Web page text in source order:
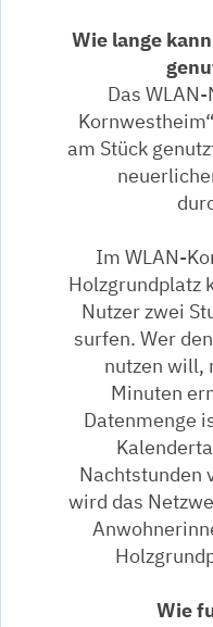
Wie lange
Das
am Stück
Im WLAN-
Holzgrundplatz
Nutzer zwei
surfen. Wer
nutzen will,
Minuten
Datenmenge
Nachtstunden
wird das
Wie